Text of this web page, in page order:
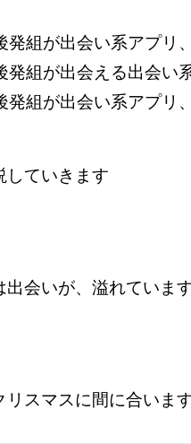
発組が出会い系アプリ
発組が出会える出会い
発組が出会い系アプリ
していきます
出会いが、溢れていま
リスマスに間に合いま